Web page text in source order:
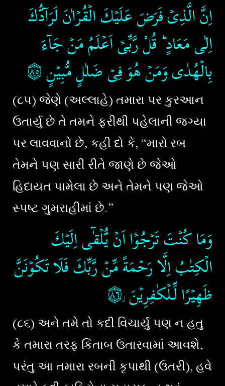
اِنَّ الَّذِىۡ فَرَضَ عَلَيۡكَ الۡقُرۡاٰنَ لَرَآدُّكَ
اِلٰى مَعَادٍ​ ؕ قُلْ رَّبِّىۡۤ اَعۡلَمُ مَنۡ جَآءَ
بِالۡهُدٰى وَمَنۡ هُوَ فِىۡ ضَلٰلٍ مُّبِيۡنٍ‏۝٨٥
(૮૫) જેણે (અલ્લાહે) તમારા પર કુરઆન
ઉતાર્યુ છે તે તમને ફરીથી પહેલાની જગ્યા
પર લાવવાનો છે, કહી દો કે, “મારો રબ
તેમને પણ સારી રીતે જાણે છે જેઓ
હિદાયત પામેલા છે અને તેમને પણ જેઓ
સ્પષ્ટ ગુમરાહીમાં છે.”
وَمَا كُنۡتَ تَرۡجُوۡۤا اَنۡ يُّلۡقٰٓى اِلَيۡكَ
الۡكِتٰبُ اِلَّا رَحۡمَةً مِّنۡ رَّبِّكَ​ فَلَا تَكُوۡنَنَّ
ظَهِيۡرًا لِّـلۡكٰفِرِيۡنَ‏ز۝٨٦
(૮૬) અને તમે તો કદી વિચાર્યુ પણ ન હતુ
કે તમારા તરફ કિતાબ ઉતારવામાં આવશે,
પરંતુ આ તમારા રબની કૃપાથી (ઉતરી), હવે